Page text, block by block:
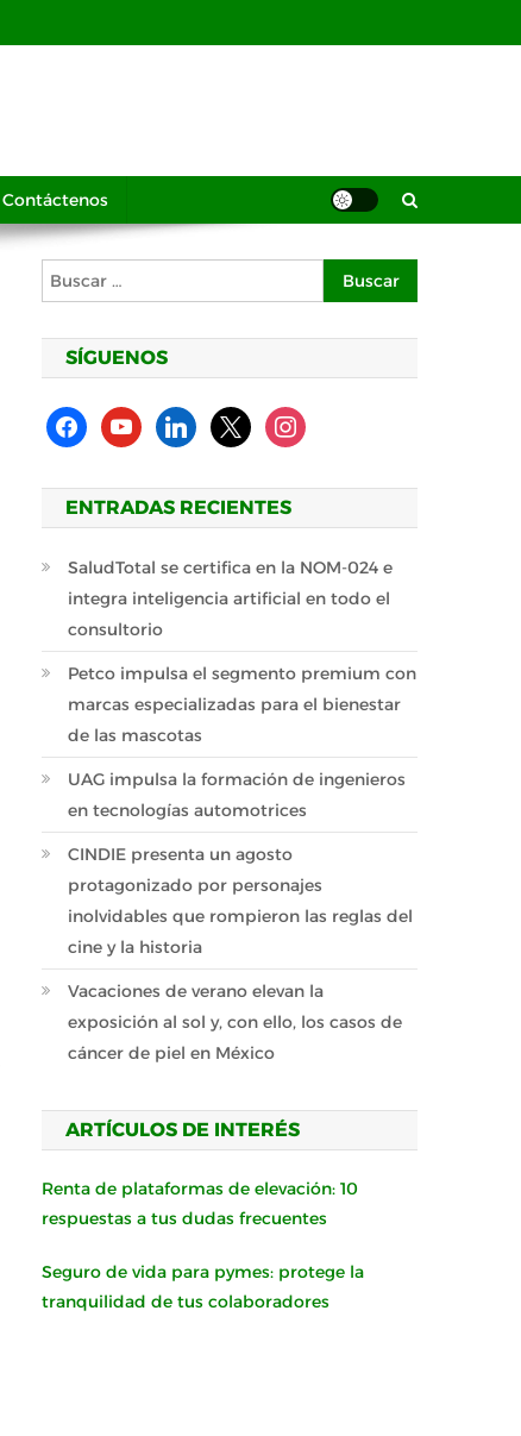
Contáctenos
Buscar:
SÍGUENOS
facebookyoutubelinkedin
x instagram
ENTRADAS RECIENTES
SaludTotal se certifica en la NOM-024 e
integra inteligencia artificial en todo el
consultorio
Petco impulsa el segmento premium con
marcas especializadas para el bienestar
de las mascotas
UAG impulsa la formación de ingenieros
en tecnologías automotrices
CINDIE presenta un agosto
protagonizado por personajes
inolvidables que rompieron las reglas del
cine y la historia
Vacaciones de verano elevan la
exposición al sol y, con ello, los casos de
cáncer de piel en México
ARTÍCULOS DE INTERÉS
Renta de plataformas de elevación: 10
respuestas a tus dudas frecuentes
Seguro de vida para pymes: protege la
tranquilidad de tus colaboradores